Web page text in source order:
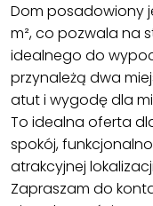
Dom posadowiony
m², co pozwala na
idealnego do
przynależą dwa
atut i wygodę dla
To idealna oferta
spokój,
atrakcyjnej
Zapraszam do